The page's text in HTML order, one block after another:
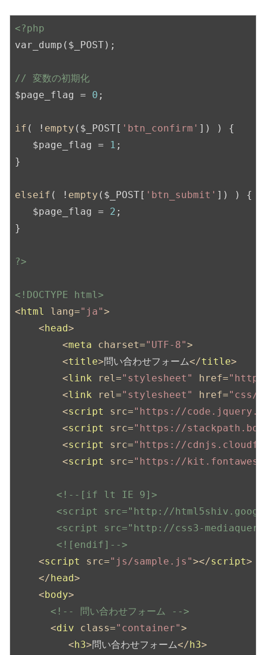
<?php
var_dump($_POST);
// 変数の初期化
$page_flag = 0 ;
if ( ! empty ($_POST[ 'btn_confirm' ]) ) {
   $page_flag =
1 ;
}
elseif ( ! empty ($_POST[ 'btn_submit' ]) ) {
   $page_flag =
2 ;
}
?>
<!DOCTYPE html>
< html lang="ja">
< head>
<meta charset="UTF-8">
<title>問い合わせフォーム</title>
<link rel="stylesheet" href=
<link rel="stylesheet" href="css/
<script src="https://
<script src="https://
<script src="https://
<script src="https://
<!--[if lt IE 9]>
<script src="http://
<script src="http://css3-
       <![endif]-->
<script src="js/sample.js"></script>
</ head>
< body>
<!-- 問い合わせフォーム -->
<div class="container">
< h3>問い合わせフォーム</ h3>